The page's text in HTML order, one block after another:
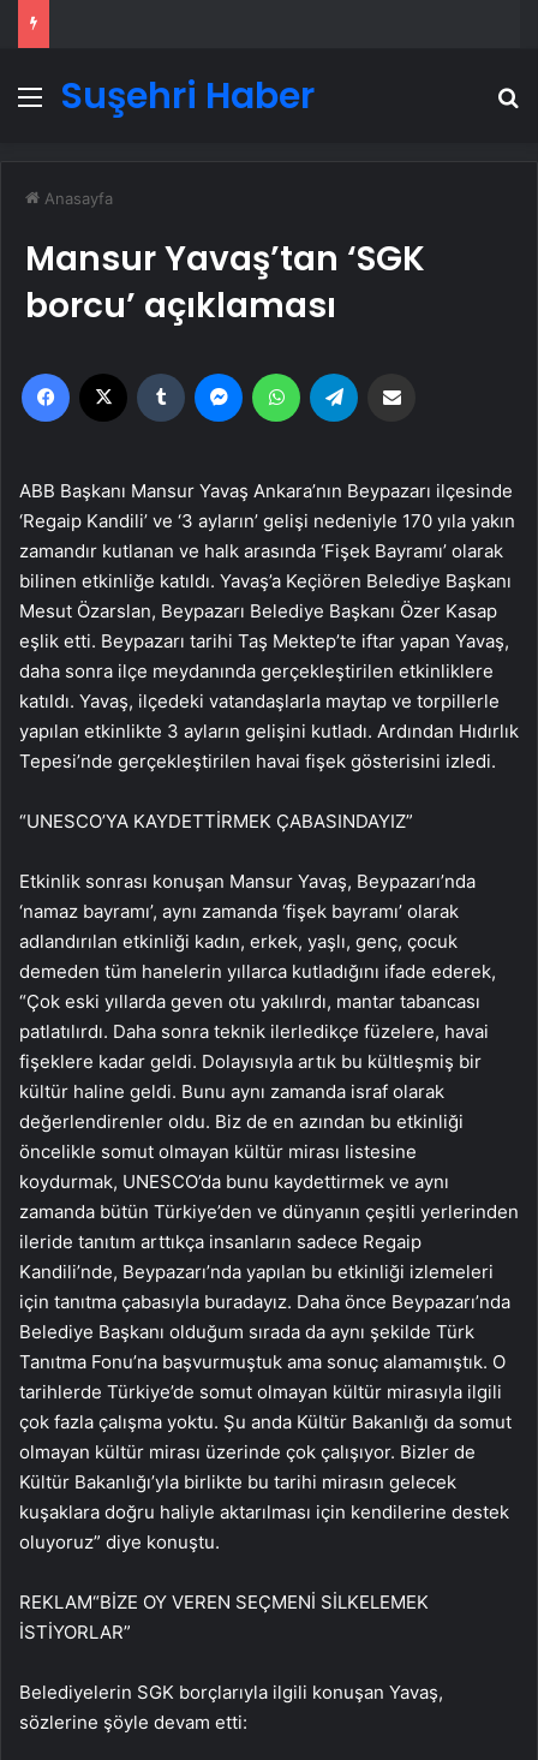
Menü
Suşehri Haber
Anasayfa
Mansur Yavaş’tan ‘SGK
borcu’ açıklaması
Facebook Tumblr MessengerWhatsApp
ABB Başkanı Mansur Yavaş Ankara’nın Beypazarı ilçesinde
‘Regaip Kandili’ ve ‘3 ayların’ gelişi nedeniyle 170 yıla yakın
zamandır kutlanan ve halk arasında ‘Fişek Bayramı’ olarak
bilinen etkinliğe katıldı. Yavaş’a Keçiören Belediye Başkanı
Mesut Özarslan, Beypazarı Belediye Başkanı Özer Kasap
eşlik etti. Beypazarı tarihi Taş Mektep’te iftar yapan Yavaş,
daha sonra ilçe meydanında gerçekleştirilen etkinliklere
katıldı. Yavaş, ilçedeki vatandaşlarla maytap ve torpillerle
yapılan etkinlikte 3 ayların gelişini kutladı. Ardından Hıdırlık
Tepesi’nde gerçekleştirilen havai fişek gösterisini izledi.
“UNESCO’YA KAYDETTİRMEK ÇABASINDAYIZ”
Etkinlik sonrası konuşan Mansur Yavaş, Beypazarı’nda
‘namaz bayramı’, aynı zamanda ‘fişek bayramı’ olarak
adlandırılan etkinliği kadın, erkek, yaşlı, genç, çocuk
demeden tüm hanelerin yıllarca kutladığını ifade ederek,
“Çok eski yıllarda geven otu yakılırdı, mantar tabancası
patlatılırdı. Daha sonra teknik ilerledikçe füzelere, havai
fişeklere kadar geldi. Dolayısıyla artık bu kültleşmiş bir
kültür haline geldi. Bunu aynı zamanda israf olarak
değerlendirenler oldu. Biz de en azından bu etkinliği
öncelikle somut olmayan kültür mirası listesine
koydurmak, UNESCO’da bunu kaydettirmek ve aynı
zamanda bütün Türkiye’den ve dünyanın çeşitli yerlerinden
ileride tanıtım arttıkça insanların sadece Regaip
Kandili’nde, Beypazarı’nda yapılan bu etkinliği izlemeleri
için tanıtma çabasıyla buradayız. Daha önce Beypazarı’nda
Belediye Başkanı olduğum sırada da aynı şekilde Türk
Tanıtma Fonu’na başvurmuştuk ama sonuç alamamıştık. O
tarihlerde Türkiye’de somut olmayan kültür mirasıyla ilgili
çok fazla çalışma yoktu. Şu anda Kültür Bakanlığı da somut
olmayan kültür mirası üzerinde çok çalışıyor. Bizler de
Kültür Bakanlığı’yla birlikte bu tarihi mirasın gelecek
kuşaklara doğru haliyle aktarılması için kendilerine destek
oluyoruz” diye konuştu.
REKLAM“BİZE OY VEREN SEÇMENİ SİLKELEMEK
İSTİYORLAR”
Belediyelerin SGK borçlarıyla ilgili konuşan Yavaş,
sözlerine şöyle devam etti: